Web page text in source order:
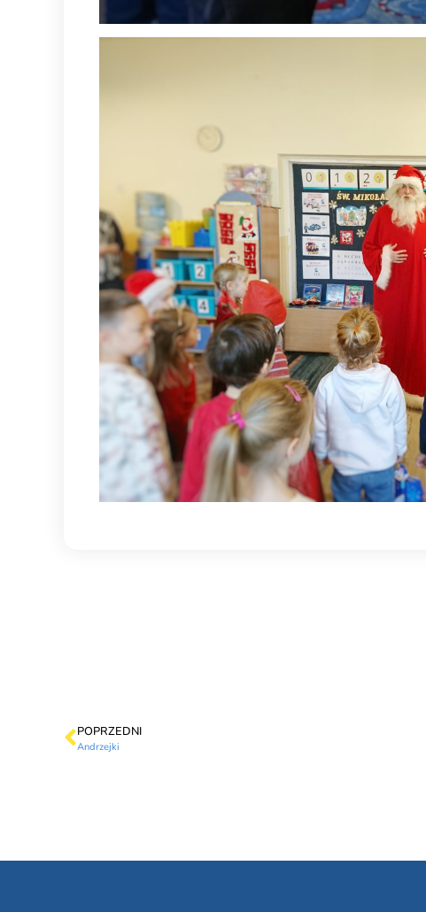
POPRZEDNI
Andrzejki